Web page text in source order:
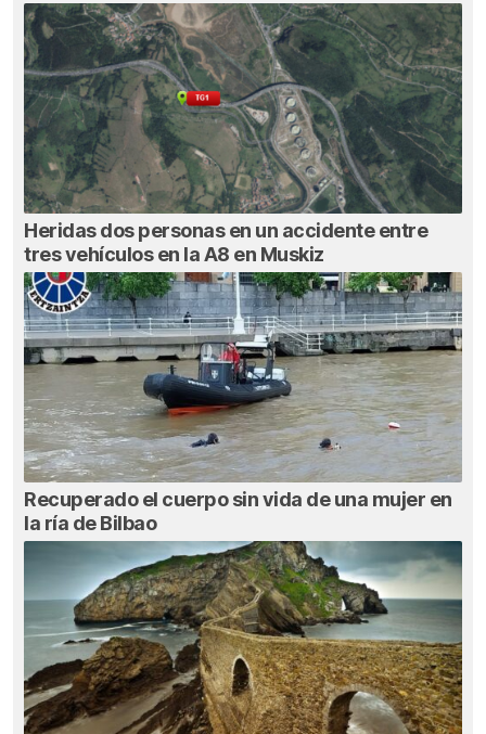
Heridas dos personas en un accidente entre
tres vehículos en la A8 en Muskiz
Recuperado el cuerpo sin vida de una mujer en
la ría de Bilbao